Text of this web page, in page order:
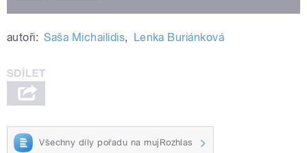
autoři: Saša Michailidis, Lenka Buriánková
Všechny díly pořadu na mujRozhlas